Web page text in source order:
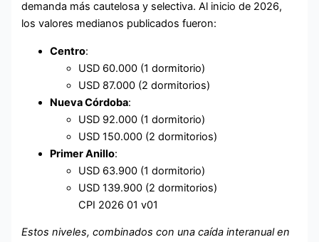
demanda más cautelosa y selectiva. Al inicio de 2026,
los valores medianos publicados fueron:
Centro:
USD 60.000 (1 dormitorio)
USD 87.000 (2 dormitorios)
Nueva Córdoba:
USD 92.000 (1 dormitorio)
USD 150.000 (2 dormitorios)
Primer Anillo:
USD 63.900 (1 dormitorio)
USD 139.900 (2 dormitorios)
CPI 2026 01 v01
Estos niveles, combinados con una caída interanual en